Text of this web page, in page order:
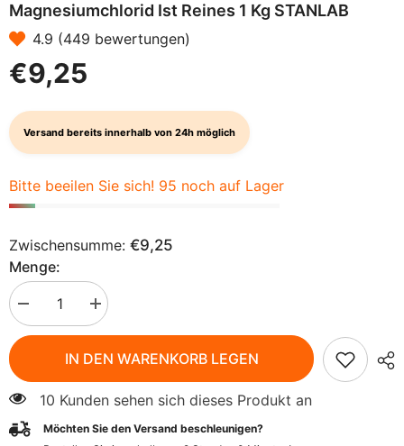
Magnesiumchlorid Ist Reines 1 Kg STANLAB
4.9 (449 bewertungen)
€9,25
Versand bereits innerhalb von 24h möglich
Bitte beeilen Sie sich! 95 noch auf Lager
Zwischensumme: €9,25
Menge:
verringern
für
Magnesiumchlorid
reines
1
kg
STANLAB
Menge
erhöhen
für
Magnesiumchlorid
ist
kg
IN DEN WARENKORB LEGEN
10 Kunden sehen sich dieses Produkt an
Möchten Sie den Versand beschleunigen?